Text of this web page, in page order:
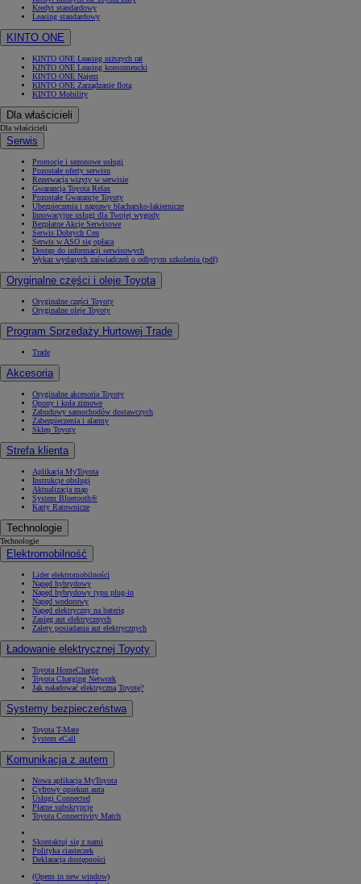
Kredyt standardowy
Leasing standardowy
KINTO ONE
KINTO ONE Leasing niższych rat
KINTO ONE Leasing konsumencki
KINTO ONE Najem
KINTO ONE Zarządzanie flotą
KINTO Mobility
Dla właścicieli
Dla właścicieli
Serwis
Promocje i sezonowe usługi
Pozostałe oferty serwisu
Rezerwacja wizyty w serwisie
Gwarancja Toyota Relax
Pozostałe Gwarancje Toyoty
Ubezpieczenia i naprawy blacharsko-lakiernicze
Innowacyjne usługi dla Twojej wygody
Bezpłatne Akcje Serwisowe
Serwis Dobrych Cen
Serwis w ASO się opłaca
Dostęp do informacji serwisowych
Wykaz wydanych zaświadczeń o odbytym szkoleniu (pdf)
Oryginalne części i oleje Toyota
Oryginalne części Toyoty
Oryginalne oleje Toyoty
Program Sprzedaży Hurtowej Trade
Trade
Akcesoria
Oryginalne akcesoria Toyoty
Opony i koła zimowe
Zabudowy samochodów dostawczych
Zabezpieczenia i alarmy
Sklep Toyoty
Strefa klienta
Aplikacja MyToyota
Instrukcje obsługi
Aktualizacja map
System Bluetooth®
Karty Ratownicze
Technologie
Technologie
Elektromobilność
Lider elektromobilności
Napęd hybrydowy
Napęd hybrydowy typu plug-in
Napęd wodorowy
Napęd elektryczny na baterię
Zasięg aut elektrycznych
Zalety posiadania aut elektrycznych
Ładowanie elektrycznej Toyoty
Toyota HomeCharge
Toyota Charging Network
Jak naładować elektryczną Toyotę?
Systemy bezpieczeństwa
Toyota T-Mate
System eCall
Komunikacja z autem
Nowa aplikacja MyToyota
Cyfrowy opiekun auta
Usługi Connected
Płatne subskrypcje
Toyota Connectivity Match
Skontaktuj się z nami
Polityka ciasteczek
Deklaracja dostępności
(Opens in new window)